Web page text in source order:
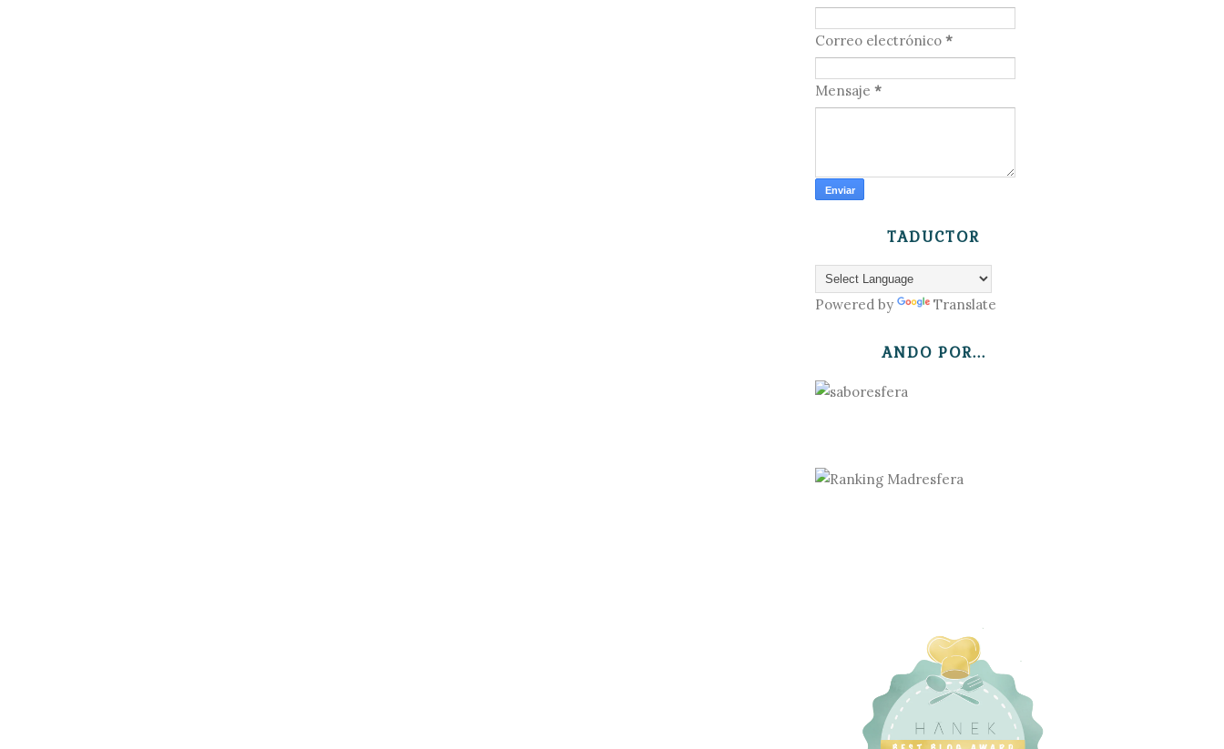
Correo electrónico *
Mensaje *
TADUCTOR
Powered by Translate
ANDO POR...